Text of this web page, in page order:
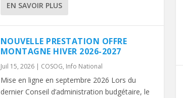
EN SAVOIR PLUS
NOUVELLE PRESTATION OFFRE
MONTAGNE HIVER 2026-2027
Juil 15, 2026| COSOG, Info National
Mise en ligne en septembre 2026 Lors du
dernier Conseil d’administration budgétaire, le